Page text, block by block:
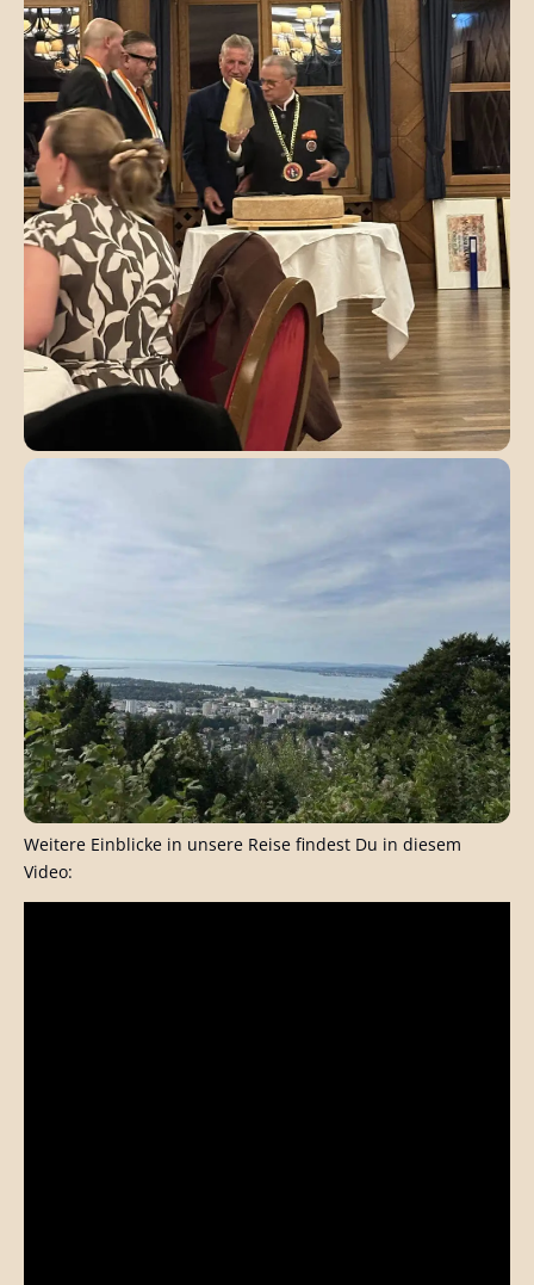
Weitere Einblicke in unsere Reise findest Du in diesem
Video: